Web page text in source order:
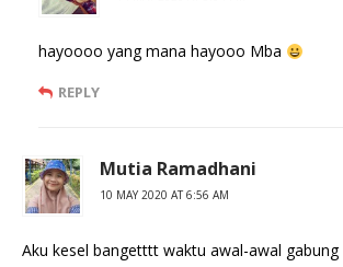
hayoooo yang mana hayooo Mba
REPLY
Mutia Ramadhani
10 MAY 2020 AT 6:56 AM
Aku kesel bangetttt waktu awal-awal